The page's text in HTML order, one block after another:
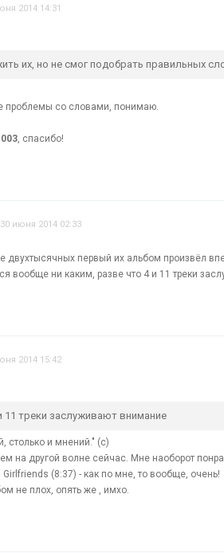
2014 14:31
их, но не смог подобрать правильных
проблемы со словами, понимаю.
, спасибо!
30 июня 2014 02:33
двухтысячных первый их альбом произвёл
вообще ни каким, разве что 4 и 11 треки
2014 15:42
11 треки заслуживают внимание
столько и мнений." (с)
на другой волне сейчас. Мне наоборот
Girlfriends (8:37) - как по мне, то вообще, очень!
не плох, опять же , имхо.